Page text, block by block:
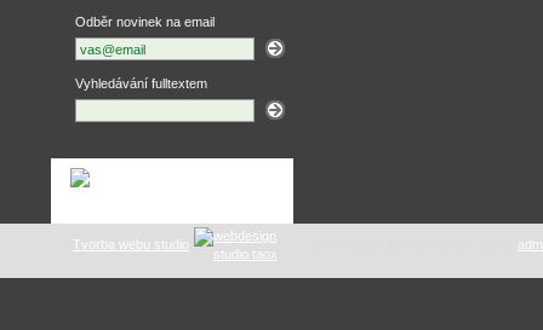
Odběr novinek na email
Vyhledávání fulltextem
Tvorba webu studio